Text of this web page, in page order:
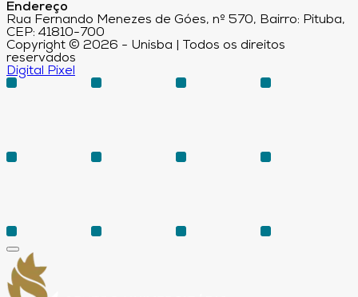
Endereço
Rua Fernando Menezes de Góes, nº 570, Bairro: Pituba,
CEP: 41810-700
Copyright © 2026 - Unisba | Todos os direitos
reservados
Digital Pixel